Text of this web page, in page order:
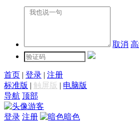
取消
首页 | 登录 | 注册
标准版 | 触屏版 | 电脑版
导航 顶部
游客
登录 注册 暗色